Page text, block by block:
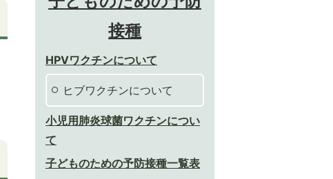
接種
HPVワクチンについて
ヒブワクチンについて
小児用肺炎球菌ワクチンについ
て
子どものための予防接種一覧表